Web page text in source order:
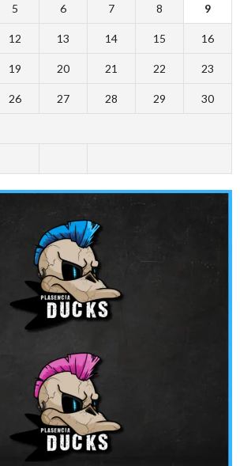
5 6 7 8 9
12 13 14 15 16
19 20 21 22 23
26 27 28 29 30